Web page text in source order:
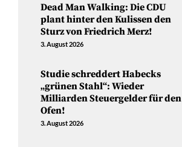
Dead Man Walking: Die CDU
plant hinter den Kulissen den
Sturz von Friedrich Merz!
3. August 2026
Studie schreddert Habecks
„grünen Stahl“: Wieder
Milliarden Steuergelder für den
Ofen!
3. August 2026